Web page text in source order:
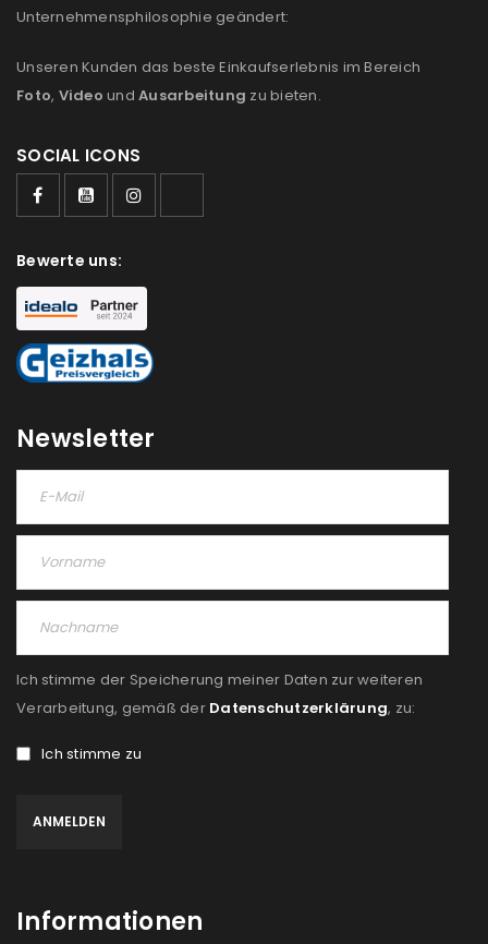
Unternehmensphilosophie geändert:
Unseren Kunden das beste Einkaufserlebnis im Bereich
Foto, Video und Ausarbeitung zu bieten.
SOCIAL ICONS
Bewerte uns:
Newsletter
Ich stimme der Speicherung meiner Daten zur weiteren
Verarbeitung, gemäß der Datenschutzerklärung, zu:
Ich stimme zu
Informationen